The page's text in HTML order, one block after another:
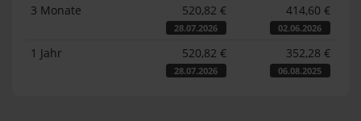
3 Monate 520,82 €
28.07.2026
414,60 €
02.06.2026
1 Jahr 520,82 €
28.07.2026
352,28 €
06.08.2025